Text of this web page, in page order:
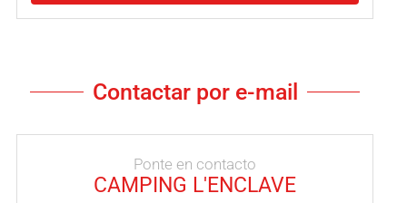
Contactar por e-mail
Ponte en contacto
CAMPING L'ENCLAVE